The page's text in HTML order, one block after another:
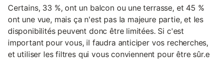
Certains, 33 %, ont un balcon ou une terrasse, et 45 %
ont une vue, mais ça n'est pas la majeure partie, et les
disponibilités peuvent donc être limitées. Si c'est
important pour vous, il faudra anticiper vos recherches,
et utiliser les filtres qui vous conviennent pour être sûr.e